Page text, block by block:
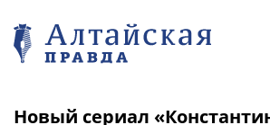
Новый сериал